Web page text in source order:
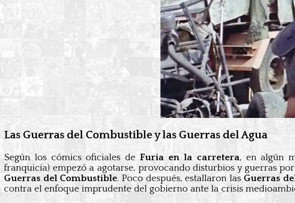
Las Guerras del Combustible y las Guerras del Agua
Según los cómics oficiales deFuria en la carretera, en algún
franquicia) empezó a agotarse, provocando disturbios y guerras
Guerras del Combustible. Poco después, estallaron las Guerras
contra el enfoque imprudente del gobierno ante la crisis